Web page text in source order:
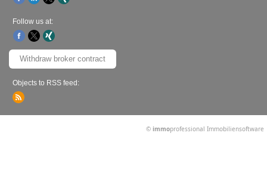
Follow us at:
Withdraw broker contract
Objects to RSS feed:
© immoprofessional Immobiliensoftware